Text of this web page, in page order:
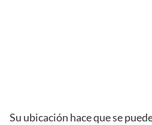
Su ubicación hace que se